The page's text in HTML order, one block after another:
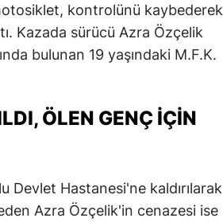
kontrolünü kaybederek
Kazada sürücü Azra Özçelik
bulunan 19 yaşındaki M.F.K.
ÖLEN GENÇ İÇIN
Devlet Hastanesi'ne kaldırılarak
Azra Özçelik'in cenazesi ise